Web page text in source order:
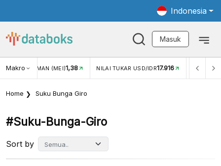
Indonesia
Masuk
MakroWISMAN (MEI)1,38 NILAI TUKAR USD/IDR17.916 INFLASI
Home Suku Bunga Giro
#suku-Bunga-Giro
Sort by